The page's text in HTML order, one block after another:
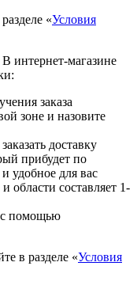
«Условия
интернет-магазине
заказа
зоне и назовите
доставку
прибудет по
удобное для вас
области составляет 1-
с помощью
в разделе «Условия